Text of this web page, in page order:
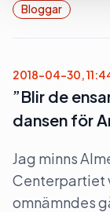
Bloggar
2018-04-30,
”Blir de
dansen för
Jag minns
Centerpartiet
omnämndes